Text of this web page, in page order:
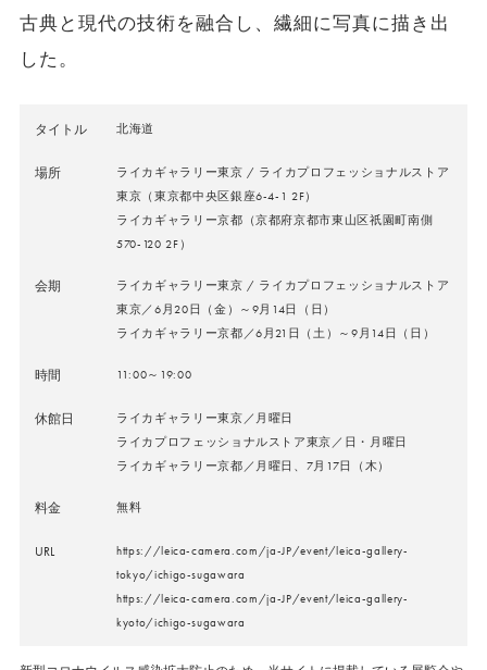
古典と現代の技術を融合し、繊細に写真に描き出
した。
タイトル 北海道
場所
ライカギャラリー東京 / ライカプロフェッショナルストア
東京（東京都中央区銀座6-4-1 2F）
ライカギャラリー京都（京都府京都市東山区祇園町南側
570-120 2F）
会期
ライカギャラリー東京 / ライカプロフェッショナルストア
東京／6月20日（金）～9月14日（日）
ライカギャラリー京都／6月21日（土）～9月14日（日）
時間 11:00～19:00
休館日
ライカギャラリー東京／月曜日
ライカプロフェッショナルストア東京／日・月曜日
ライカギャラリー京都／月曜日、7月17日（木）
料金 無料
URL
https://leica-camera.com/ja-JP/event/leica-gallery-
tokyo/ichigo-sugawara
https://leica-camera.com/ja-JP/event/leica-gallery-
kyoto/ichigo-sugawara